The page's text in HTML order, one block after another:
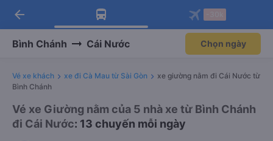
Tải app Vexere ngay!
Nhận ưu đãi thành viên độc
Mở app
Tải app Vexere
-30k/ghế khi đặt vé máy bay qua
Mở app
arrow_back
Bình Chánh Cái Nước Chọn ngày
Vé xe khách xe đi Cà Mau từ Sài Gòn
xe giường nằm đi Cái Nước từ
Bình Chánh
Vé xe Giường nằm của 5 nhà xe từ Bình Chánh
đi Cái Nước: 13 chuyến mỗi ngày